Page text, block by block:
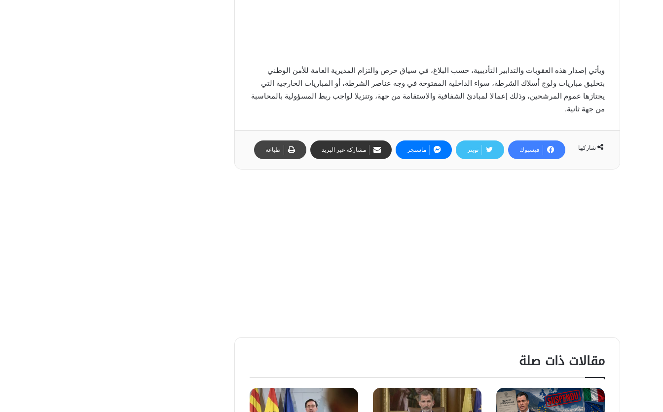
ويأتي إصدار هذه العقوبات والتدابير التأديبية، حسب البلاغ، في سياق حرص والتزام المديرية العامة للأمن الوطني
بتخليق مباريات ولوج أسلاك الشرطة، سواء الداخلية المفتوحة في وجه عناصر الشرطة، أو المباريات الخارجية التي
يجتازها عموم المرشحين، وذلك إعمالا لمبادئ الشفافية والاستقامة من جهة، وتنزيلا لواجب ربط المسؤولية بالمحاسبة
من جهة ثانية.
شاركها فيسبوك تويتر ماسنجر مشاركة عبر البريد طباعة
مقالات ذات صلة